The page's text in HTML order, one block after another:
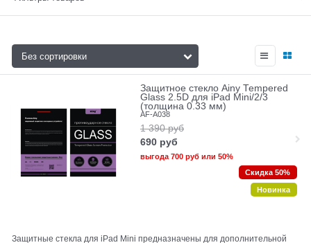
Защитное стекло Ainy Tempered
Glass 2.5D для iPad Mini/2/3
(толщина 0.33 мм)
AF-A038
1 390 руб
690 руб
выгода 700 рубили 50%
Скидка 50%
Новинка
Защитные стекла для iPad Mini предназначены для дополнительной